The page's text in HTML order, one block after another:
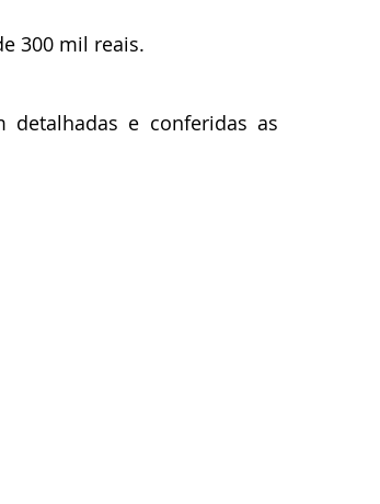
300 mil reais.
detalhadas e conferidas as